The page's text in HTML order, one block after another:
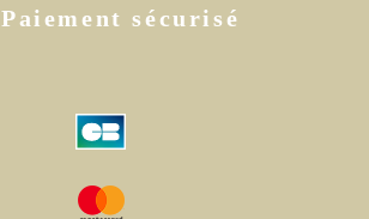
Paiement sécurisé